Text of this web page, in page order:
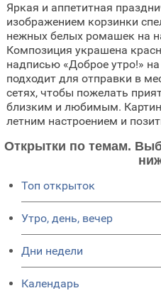
Яркая и аппетитная
изображением корзинки
нежных белых ромашек на
Композиция украшена
надписью «Доброе утро!»
подходит для отправки в
сетях, чтобы пожелать
близким и любимым.
летним настроением и
Открытки по темам.
Топ открыток
Утро, день, вечер
Дни недели
Календарь